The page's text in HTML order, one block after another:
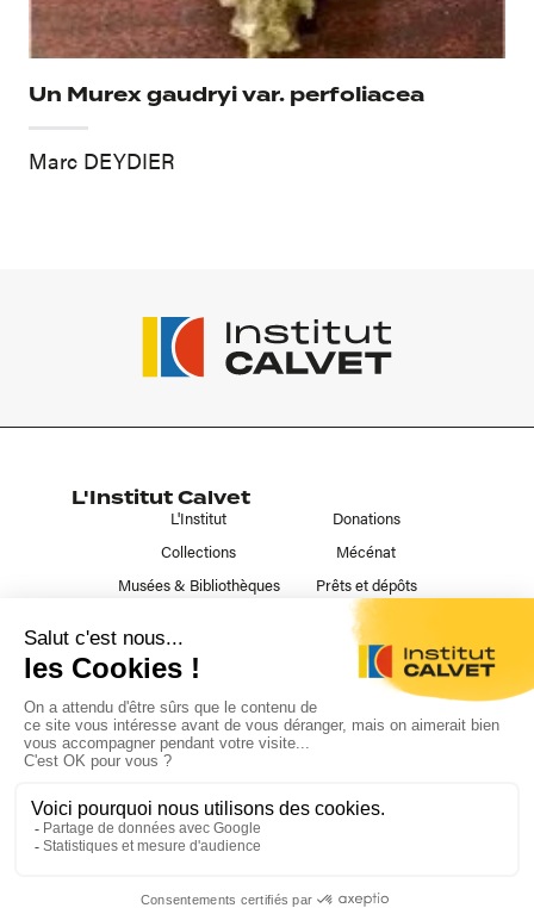
Un Murex gaudryi var. perfoliacea
Marc DEYDIER
L'Institut Calvet
L'Institut
Collections
Musées & Bibliothèques
Donations
Mécénat
Prêts et dépôts
Liens utiles
Nous suivre